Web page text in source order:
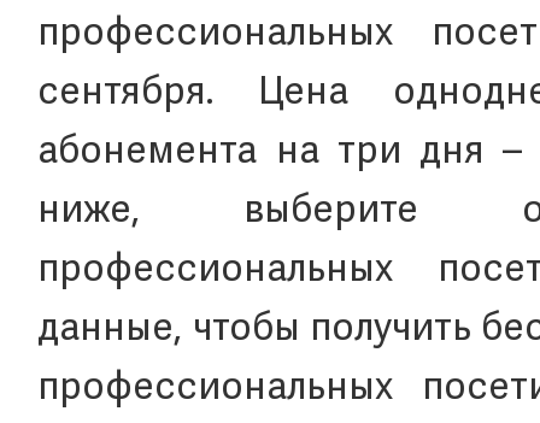
профессиональных
сентября. Цена
абонемента на три дня –
ниже, выберите
профессиональных
данные, чтобы получить
профессиональных